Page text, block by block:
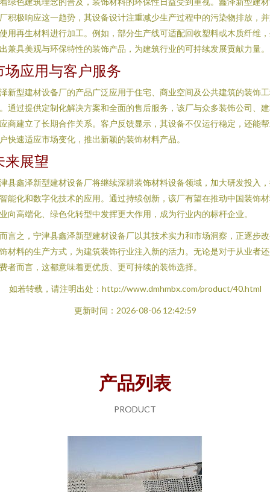
积极响应这一趋势，其设备设计注重减少生产过程中的污染物排放，
用再生材料进行加工。例如，部分生产线可适配回收塑料或木质纤维
兼具美观与环保特性的装饰产品，为建筑行业的可持续发展贡献力量。
场应用与客户服务
新型建材设备厂的产品广泛应用于住宅、商业空间及公共建筑的装饰
通过提供定制化解决方案和全面的售后服务，该厂与众多装饰公司、
商建立了长期合作关系。客户反馈显示，其设备不仅运行稳定，还能
快速适应市场变化，推出新颖的装饰材料产品。
来展望
县鑫泽新型建材设备厂将继续深耕装饰材料设备领域，加大研发投入
能化和数字化技术的应用。通过持续创新，该厂有望在推动中国装饰
向高端化、绿色化转型中发挥更大作用，成为行业内的标杆企业。
言之，宁津县鑫泽新型建材设备厂以其技术实力和市场洞察，正逐步
材料的生产方式，为建筑装饰行业注入新的活力。无论是对于从业者
者而言，这都意味着更优质、更可持续的装饰选择。
如若转载，请注明出处：http://www.dmhmbx.com/product/40.html
更新时间：2026-08-06 12:42:59
产品列表
PRODUCT